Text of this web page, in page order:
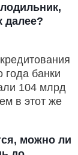
далее?
года банки
104 млрд
в этот же
можно ли